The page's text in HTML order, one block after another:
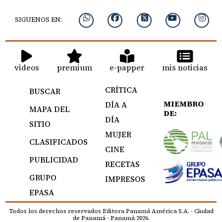
SIGUENOS EN:
videos premium e-papper mis noticias
BUSCAR
MAPA DEL
SITIO
CLASIFICADOS
PUBLICIDAD
GRUPO
EPASA
CRÍTICA
DÍA A
DÍA
MUJER
CINE
RECETAS
IMPRESOS
MIEMBRO
DE:
Todos los derechos reservados Editora Panamá América S.A. - Ciudad
de Panamá - Panamá 2026.